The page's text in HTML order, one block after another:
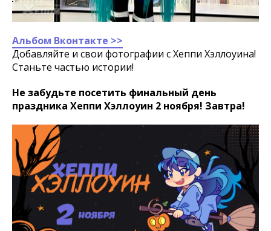
Альбом Вконтакте >>
Добавляйте и свои фотографии с Хеппи Хэллоуина!
Станьте частью истории!
Не забудьте посетить финальный день
праздника Хеппи Хэллоуин 2 ноября! Завтра!